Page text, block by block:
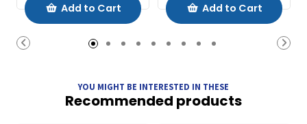
Add to Cart Add to Cart
YOU MIGHT BE INTERESTED IN THESE
Recommended products